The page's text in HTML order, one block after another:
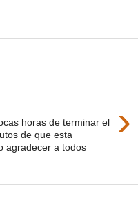
›
horas de terminar el
de que esta
agradecer a todos